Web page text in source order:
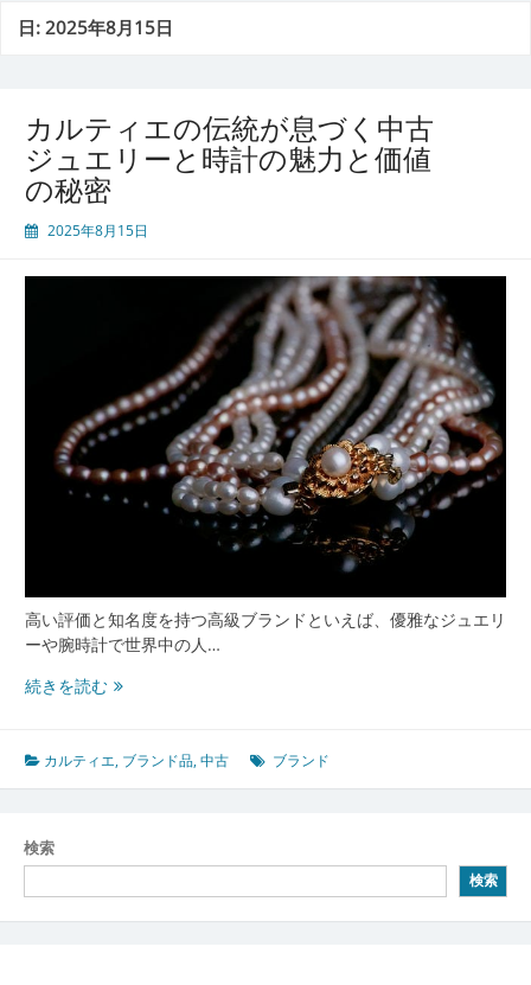
日:2025年8月15日
カルティエの伝統が息づく中古
ジュエリーと時計の魅力と価値
の秘密
2025年8月15日
高い評価と知名度を持つ高級ブランドといえば、優雅なジュエリ
ーや腕時計で世界中の人…
続きを読むカ
ィ
エ
カルティエ, ブランド品,中古 ブランド
検索
検索